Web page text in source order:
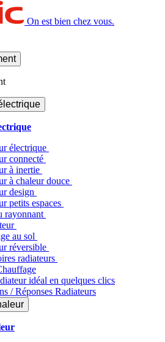
On est bien chez vous.
électrique
connecté
à inertie
à chaleur douce
design
petits espaces
rayonnant
au sol
réversible
radiateurs
idéal en quelques clics
/ Réponses Radiateurs